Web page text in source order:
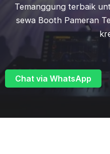
Temanggung terbaik
sewa Booth Pameran
Chat via WhatsApp